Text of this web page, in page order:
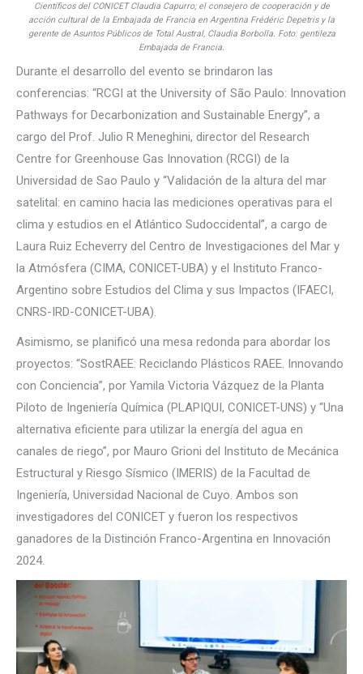
Científicos del CONICET Claudia Capurro; el consejero de cooperación y de
acción cultural de la Embajada de Francia en Argentina Frédéric Depetris y la
gerente de Asuntos Públicos de Total Austral, Claudia Borbolla. Foto: gentileza
Embajada de Francia.
Durante el desarrollo del evento se brindaron las
conferencias: “RCGI at the University of São Paulo: Innovation
Pathways for Decarbonization and Sustainable Energy”, a
cargo del Prof. Julio R Meneghini, director del Research
Centre for Greenhouse Gas Innovation (RCGI) de la
Universidad de Sao Paulo y “Validación de la altura del mar
satelital: en camino hacia las mediciones operativas para el
clima y estudios en el Atlántico Sudoccidental”, a cargo de
Laura Ruiz Echeverry del Centro de Investigaciones del Mar y
la Atmósfera (CIMA, CONICET-UBA) y el Instituto Franco-
Argentino sobre Estudios del Clima y sus Impactos (IFAECI,
CNRS-IRD-CONICET-UBA).
Asimismo, se planificó una mesa redonda para abordar los
proyectos: “SostRAEE: Reciclando Plásticos RAEE. Innovando
con Conciencia”, por Yamila Victoria Vázquez de la Planta
Piloto de Ingeniería Química (PLAPIQUI, CONICET-UNS) y “Una
alternativa eficiente para utilizar la energía del agua en
canales de riego”, por Mauro Grioni del Instituto de Mecánica
Estructural y Riesgo Sísmico (IMERIS) de la Facultad de
Ingeniería, Universidad Nacional de Cuyo. Ambos son
investigadores del CONICET y fueron los respectivos
ganadores de la Distinción Franco-Argentina en Innovación
2024.